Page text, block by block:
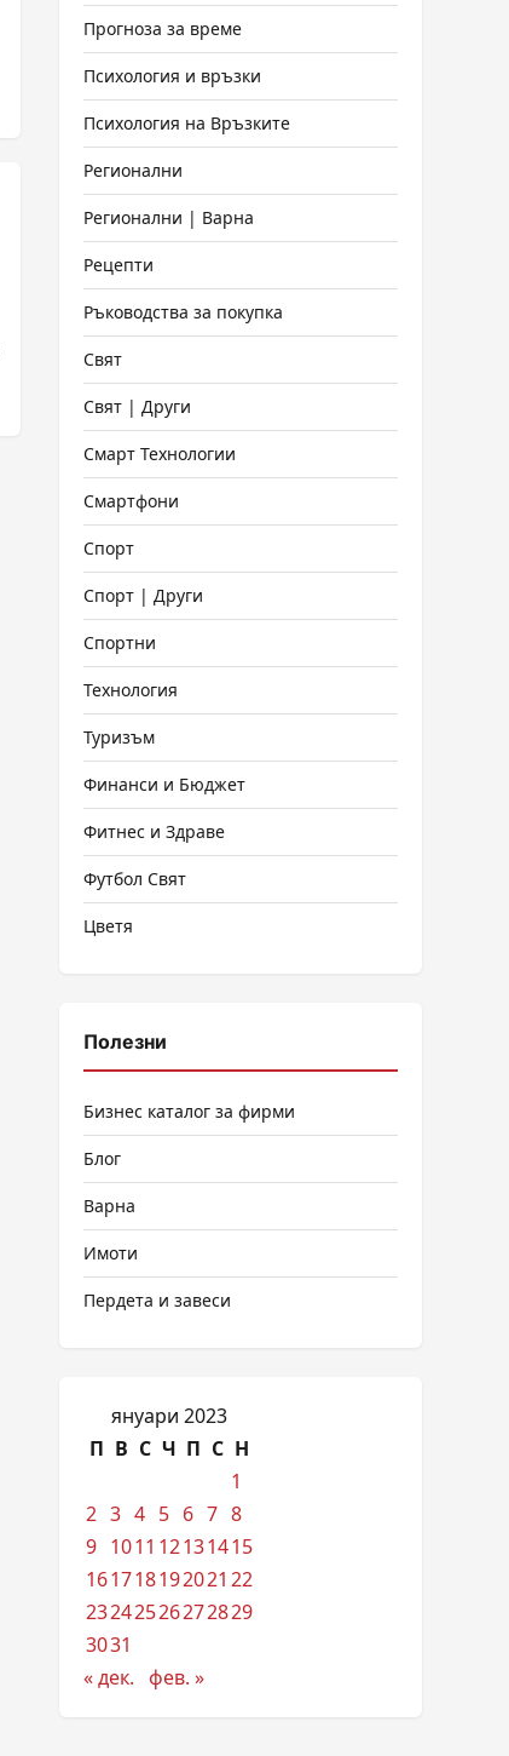
Прогноза за време
Психология и връзки
Психология на Връзките
Регионални
Регионални | Варна
Рецепти
Ръководства за покупка
Свят
Свят | Други
Смарт Технологии
Смартфони
Спорт
Спорт | Други
Спортни
Технология
Туризъм
Финанси и Бюджет
Фитнес и Здраве
Футбол Свят
Цветя
Полезни
Бизнес каталог за фирми
Блог
Варна
Имоти
Пердета и завеси
януари 2023
П В С Ч П С Н
1
2 3 4 5 6 7 8
9 1011 12131415
161718192021 22
23242526272829
3031
« дек. фев. »